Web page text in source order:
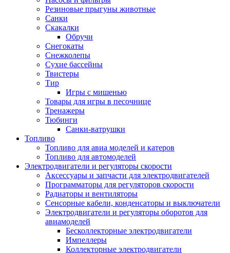
Резиновые прыгуны животные
Санки
Скакалки
Обручи
Снегокаты
Снежколепы
Сухие бассейны
Твистеры
Тир
Игры с мишенью
Товары для игры в песочнице
Тренажеры
Тюбинги
Санки-ватрушки
Топливо
Топливо для авиа моделей и катеров
Топливо для автомоделей
Электродвигатели и регуляторы скорости
Аксессуары и запчасти для электродвигателей
Программаторы для регуляторов скорости
Радиаторы и вентиляторы
Сенсорные кабели, конденсаторы и выключатели
Электродвигатели и регуляторы оборотов для
авиамоделей
Бесколлекторные электродвигатели
Импеллеры
Коллекторные электродвигатели